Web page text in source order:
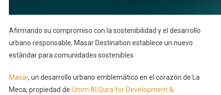
Afirmando su compromiso con la sostenibilidad y el desarrollo
urbano responsable, Masar Destination establece un nuevo
estándar para comunidades sostenibles
Masar, un desarrollo urbano emblemático en el corazón de La
Meca, propiedad de Umm Al Qura for Development &